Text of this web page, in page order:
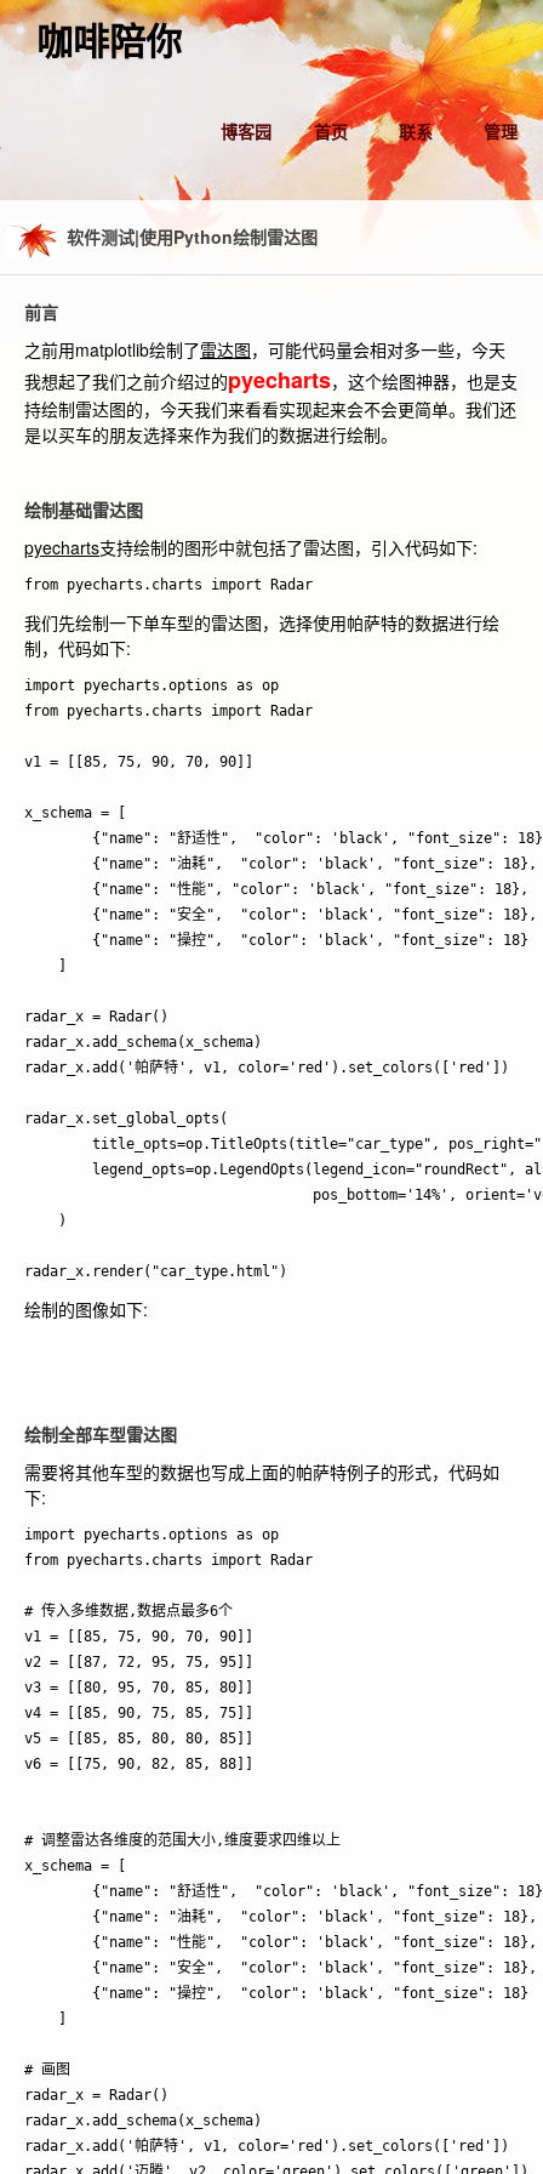
咖啡陪你
博客园 首页 联系 管理
软件测试|使用Python绘制雷达图
前言
之前用matplotlib绘制了雷达图，可能代码量会相对多一些，今天
我想起了我们之前介绍过的pyecharts，这个绘图神器，也是支
持绘制雷达图的，今天我们来看看实现起来会不会更简单。我们还
是以买车的朋友选择来作为我们的数据进行绘制。
绘制基础雷达图
pyecharts支持绘制的图形中就包括了雷达图，引入代码如下:
我们先绘制一下单车型的雷达图，选择使用帕萨特的数据进行绘
制，代码如下:
import pyecharts.options as op
from pyecharts.charts import Radar
v1 = [[85, 75, 90, 70, 90]]
x_schema = [
{"name": "舒适性",  "color": 'black', "font_size":
        {"name": "油耗",  "color": 'black', "font_size": 18},
        {"name": "性能", "color": 'black', "font_size": 18},
        {"name": "安全",  "color": 'black', "font_size": 18},
        {"name": "操控",  "color": 'black', "font_size": 18}
radar_x = Radar()
radar_x.add_schema(x_schema)
radar_x.add('帕萨特', v1, color='red').set_colors(['red'])
radar_x.set_global_opts(
title_opts=op.TitleOpts(title="car_type",
legend_opts=op.LegendOpts(legend_icon="roundRect",
pos_bottom='14%',
    )
绘制的图像如下:
绘制全部车型雷达图
需要将其他车型的数据也写成上面的帕萨特例子的形式，代码如
下:
import pyecharts.options as op
from pyecharts.charts import Radar
# 传入多维数据,数据点最多6个
v1 = [[85, 75, 90, 70, 90]]
v2 = [[87, 72, 95, 75, 95]]
v3 = [[80, 95, 70, 85, 80]]
v4 = [[85, 90, 75, 85, 75]]
v5 = [[85, 85, 80, 80, 85]]
v6 = [[75, 90, 82, 85, 88]]
# 调整雷达各维度的范围大小,维度要求四维以上
x_schema = [
{"name": "舒适性",  "color": 'black', "font_size":
        {"name": "油耗",  "color": 'black', "font_size": 18},
        {"name": "性能",  "color": 'black', "font_size": 18},
        {"name": "安全",  "color": 'black', "font_size": 18},
        {"name": "操控",  "color": 'black', "font_size": 18}
# 画图
radar_x = Radar()
radar_x.add_schema(x_schema)
radar_x.add('帕萨特', v1, color='red').set_colors(['red'])